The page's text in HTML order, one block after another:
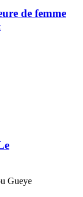
de femme
Gueye